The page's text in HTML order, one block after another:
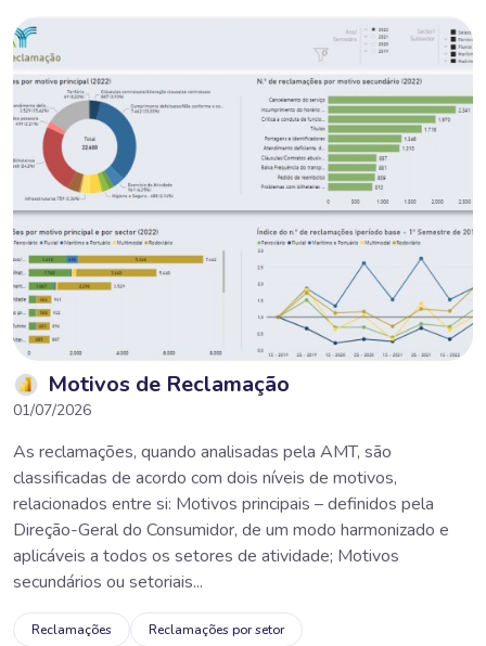
Motivos de Reclamação
01/07/2026
As reclamações, quando analisadas pela AMT, são
classificadas de acordo com dois níveis de motivos,
relacionados entre si: Motivos principais – definidos pela
Direção-Geral do Consumidor, de um modo harmonizado e
aplicáveis a todos os setores de atividade; Motivos
secundários ou setoriais...
Reclamações Reclamações por setor